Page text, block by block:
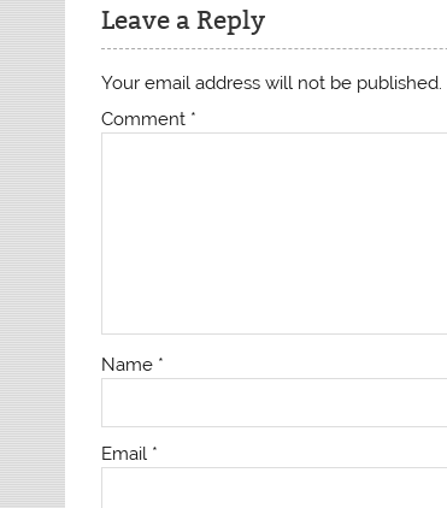
Leave a Reply
Your email address will not be published.
Comment *
Name *
Email *